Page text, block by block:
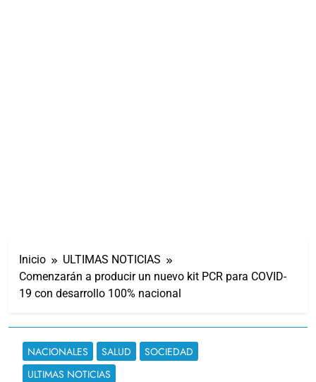
Inicio
ULTIMAS NOTICIAS
Comenzarán a producir un nuevo kit PCR para COVID-
19 con desarrollo 100% nacional
NACIONALES SALUD
SOCIEDAD
ULTIMAS NOTICIAS